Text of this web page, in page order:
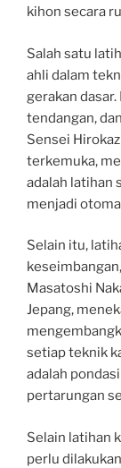
kihon secara
Salah satu
ahli dalam
gerakan
tendangan,
Sensei
terkemuka,
adalah latihan
menjadi
Selain itu,
Masatoshi
Jepang,
setiap teknik
adalah
pertarungan
Selain latihan
perlu